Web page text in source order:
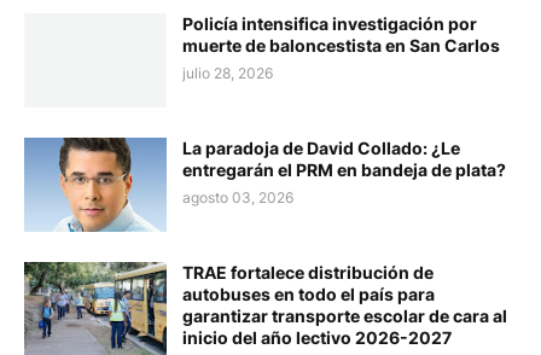
Policía intensifica investigación por
muerte de baloncestista en San Carlos
julio 28, 2026
La paradoja de David Collado: ¿Le
entregarán el PRM en bandeja de plata?
agosto 03, 2026
TRAE fortalece distribución de
autobuses en todo el país para
garantizar transporte escolar de cara al
inicio del año lectivo 2026-2027